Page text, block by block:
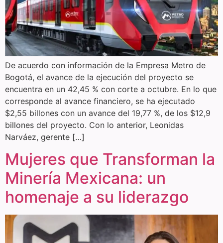
De acuerdo con información de la Empresa Metro de
Bogotá, el avance de la ejecución del proyecto se
encuentra en un 42,45 % con corte a octubre. En lo que
corresponde al avance financiero, se ha ejecutado
$2,55 billones con un avance del 19,77 %, de los $12,9
billones del proyecto. Con lo anterior, Leonidas
Narváez, gerente […]
Mujeres que Transforman la
Minería Mexicana: un
homenaje a su liderazgo